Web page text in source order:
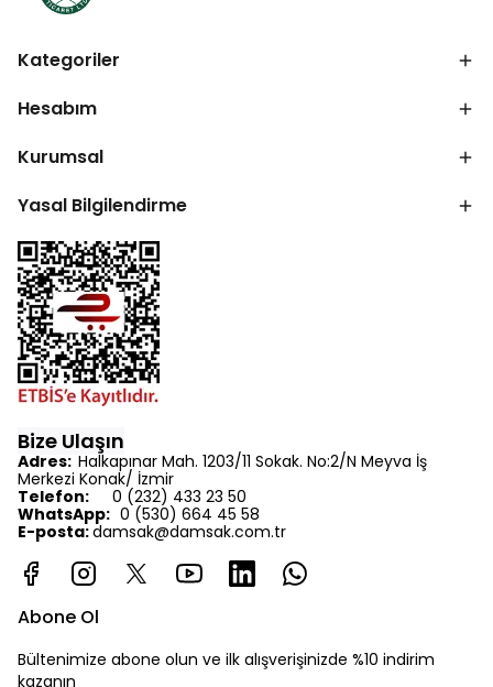
Kategoriler
Hesabım
Kurumsal
Yasal Bilgilendirme
Bize Ulaşın
Adres: Halkapınar Mah. 1203/11 Sokak. No:2/N Meyva İş
Merkezi Konak/ İzmir
Telefon: 0 (232) 433 23 50
WhatsApp: 0 (530) 664 45 58
E-posta:damsak@damsak.com.tr
Abone Ol
Bültenimize abone olun ve ilk alışverişinizde %10 indirim
kazanın